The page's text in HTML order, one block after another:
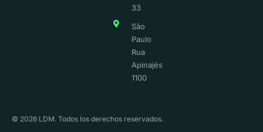
33
São
Paulo
Rua
Apinajés
1100
© 2026 LDM. Todos los derechos reservados.